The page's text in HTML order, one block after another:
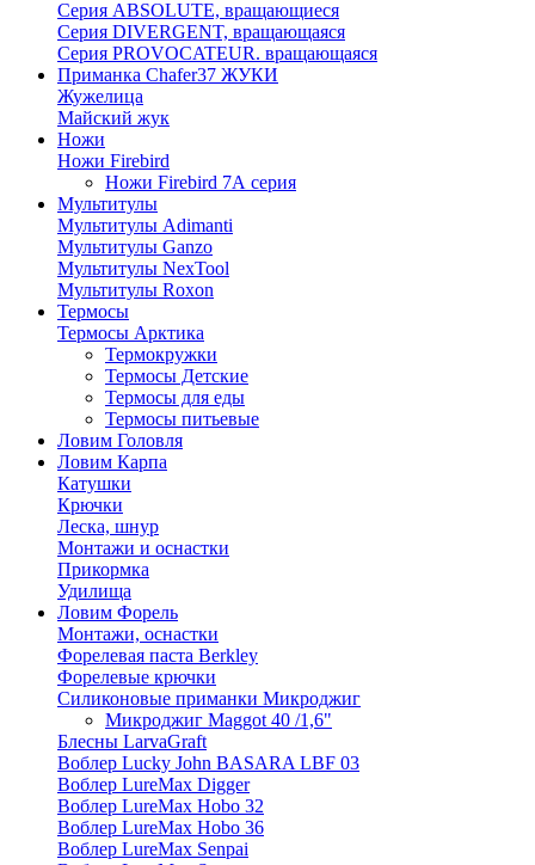
Серия ABSOLUTE, вращающиеся
Серия DIVERGENT, вращающаяся
Серия PROVOCATEUR. вращающаяся
Приманка Chafer37 ЖУКИ
Жужелица
Майский жук
Ножи
Ножи Firebird
Ножи Firebird 7А серия
Мультитулы
Мультитулы Adimanti
Мультитулы Ganzo
Мультитулы NexTool
Мультитулы Roxon
Термосы
Термосы Арктика
Термокружки
Термосы Детские
Термосы для еды
Термосы питьевые
Ловим Головля
Ловим Карпа
Катушки
Крючки
Леска, шнур
Монтажи и оснастки
Прикормка
Удилища
Ловим Форель
Монтажи, оснастки
Форелевая паста Berkley
Форелевые крючки
Силиконовые приманки Микроджиг
Микроджиг Maggot 40 /1,6"
Блесны LarvaGraft
Воблер Lucky John BASARA LBF 03
Воблер LureMax Digger
Воблер LureMax Hobo 32
Воблер LureMax Hobo 36
Воблер LureMax Senpai